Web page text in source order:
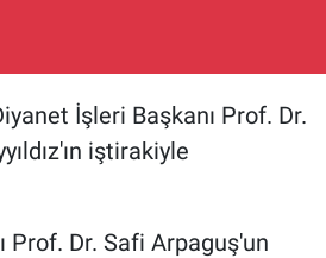
İşleri Başkanı Prof. Dr.
iştirakiyle
Prof. Dr. Safi Arpaguş'un